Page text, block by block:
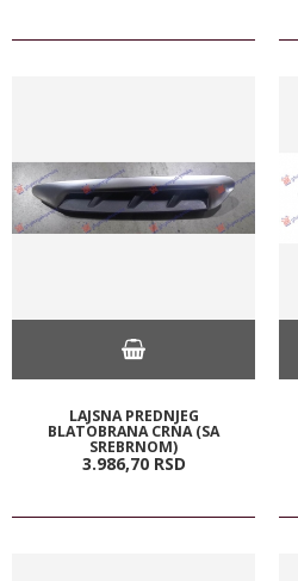
LAJSNA PREDNJEG
BLATOBRANA CRNA (SA
SREBRNOM)
3.986,70 RSD